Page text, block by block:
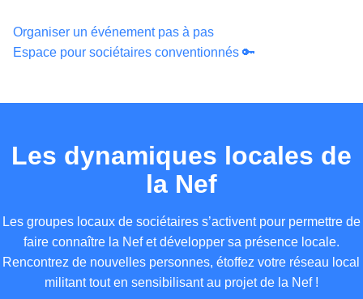
Organiser un événement pas à pas
Espace pour sociétaires conventionnés 🔑
Les dynamiques locales de
la Nef
Les groupes locaux de sociétaires s’activent pour permettre de
faire connaître la Nef et développer sa présence locale.
Rencontrez de nouvelles personnes, étoffez votre réseau local
militant tout en sensibilisant au projet de la Nef !